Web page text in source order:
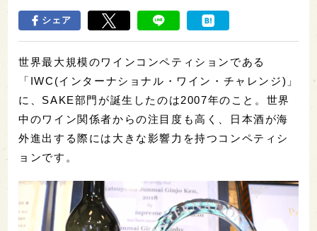
シェア
世界最大規模のワインコンペティションである
「IWC(インターナショナル・ワイン・チャレンジ)」
に、SAKE部門が誕生したのは2007年のこと。世界
中のワイン関係者からの注目度も高く、日本酒が海
外進出する際には大きな影響力を持つコンペティシ
ョンです。